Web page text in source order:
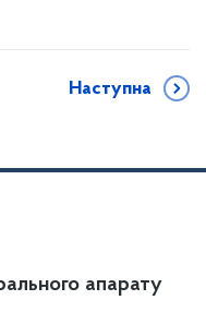
Наступна
апарату